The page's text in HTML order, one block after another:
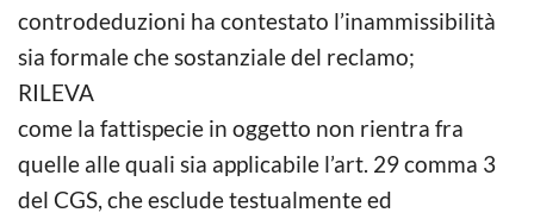
controdeduzioni ha contestato l’inammissibilità
sia formale che sostanziale del reclamo;
RILEVA
come la fattispecie in oggetto non rientra fra
quelle alle quali sia applicabile l’art. 29 comma 3
del CGS, che esclude testualmente ed